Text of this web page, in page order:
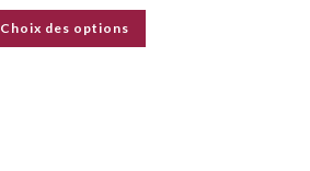
Choix des options